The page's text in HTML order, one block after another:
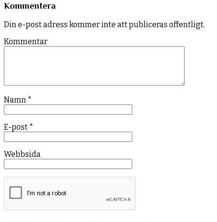
Kommentera
Din e-post adress kommer inte att publiceras offentligt.
Kommentar
Namn *
E-post *
Webbsida